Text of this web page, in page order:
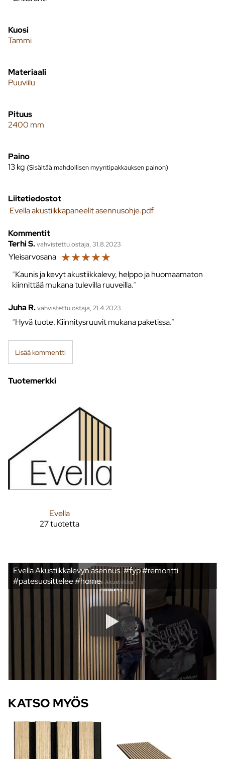
Kuosi
Tammi
Materiaali
Puuviilu
Pituus
2400 mm
Paino
13kg (Sisältää mahdollisen myyntipakkauksen painon)
Liitetiedostot
Evella akustiikkapaneelit asennusohje.pdf
Kommentit
Terhi S.vahvistettu ostaja, 31.8.2023
Yleisarvosana ☆☆☆☆☆
Kaunis ja kevyt akustiikkalevy, helppo ja huomaamaton
kiinnittää mukana tulevilla ruuveilla.
Juha R.vahvistettu ostaja, 21.4.2023
Hyvä tuote. Kiinnitysruuvit mukana paketissa.
Lisää kommentti
Tuotemerkki
Evella
27 tuotetta
Evella Akustiikkalevyn asennus. #fyp #remontti
#patesuosittelee #home
KATSO MYÖS